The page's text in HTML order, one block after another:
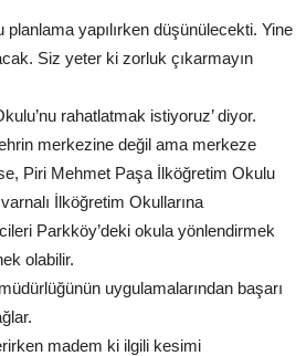
yapılırken düşünülecekti. Yine
Siz yeter ki zorluk çıkarmayın
rahatlatmak istiyoruz’ diyor.
merkezine değil ama merkeze
Piri Mehmet Paşa İlköğretim Okulu
İlköğretim Okullarına
Parkköy’deki okula yönlendirmek
olabilir.
uygulamalarından başarı
madem ki ilgili kesimi